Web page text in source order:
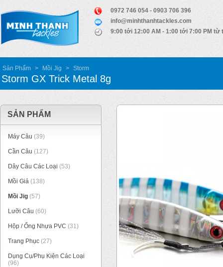
0972 746 054 - 0903 706 396
info@minhthanhtackles.com
9:00 tới 12:00 AM - 1:00 tới 7:00 PM từ
Sản Phẩm > Mồi Jig > Storm
Storm GX Trick Metal 8g
SẢN PHẨM
Máy Câu (39)
Cần Câu (127)
Dây Câu Các Loại (53)
Mồi Giả (138)
Mồi Jig (57)
Lưỡi Câu (60)
Hộp / Ống Nhựa PVC (31)
Trang Phục (27)
Dụng Cụ/Phụ Kiện Các Loại
(96)